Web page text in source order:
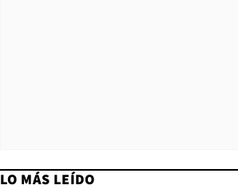
LO MÁS LEÍDO